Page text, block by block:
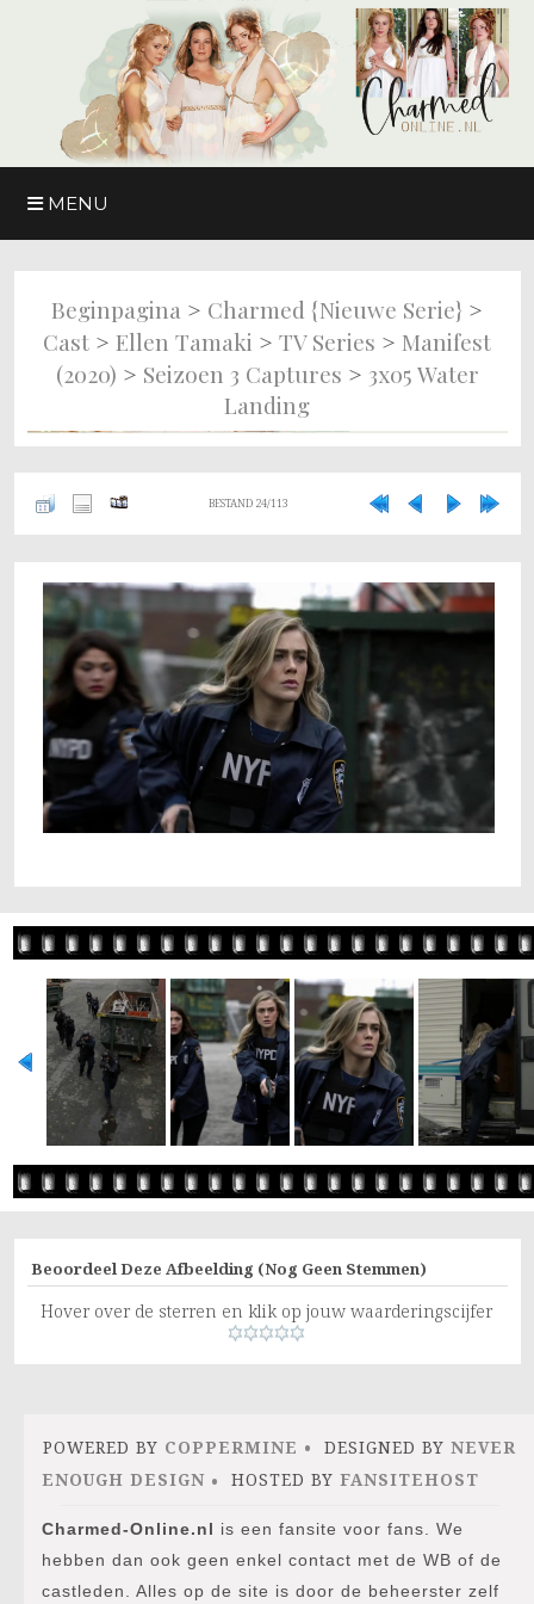
MENU
Beginpagina > Charmed {nieuwe Serie} >
Cast > Ellen Tamaki > TV Series > Manifest
(2020) > Seizoen 3 Captures > 3x05 Water
Landing
BESTAND 24/113
Beoordeel Deze Afbeelding (Nog Geen Stemmen)
Hover over de sterren en klik op jouw waarderingscijfer
POWERED BY COPPERMINE DESIGNED BYNEVER
ENOUGH DESIGN
HOSTED BY FANSITEHOST
Charmed-Online.nl
is een fansite voor fans. We
hebben dan ook geen enkel contact met de WB of de
castleden. Alles op de site is door de beheerster zelf